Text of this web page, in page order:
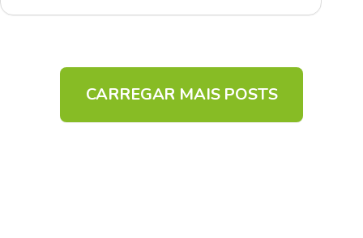
CARREGAR MAIS POSTS